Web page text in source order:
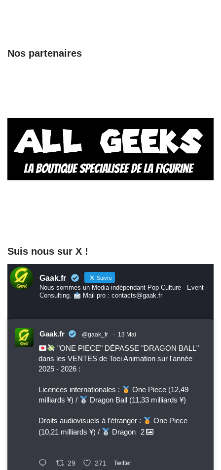
Nos partenaires
Suis nous sur X !
Gaak.fr Suivre
Nous sommes un Media indépendant Pop Culture - Event -
Consulting.
Mail pro : contacts@gaak.fr
Gaak.fr @gaak_fr · 13 Mai
"ONE PIECE" DÉPASSE "DRAGON BALL"
dans les VENTES de Toei Animation sur l'année
2025 - 2026 :
Licences internationales :
One Piece (12,49
milliards ¥) /
Dragon Ball (11,33 milliards ¥)
Droits audiovisuels à l’étranger :
One Piece
(10,21 milliards ¥) /
Dragon 2
29 271 Twitter